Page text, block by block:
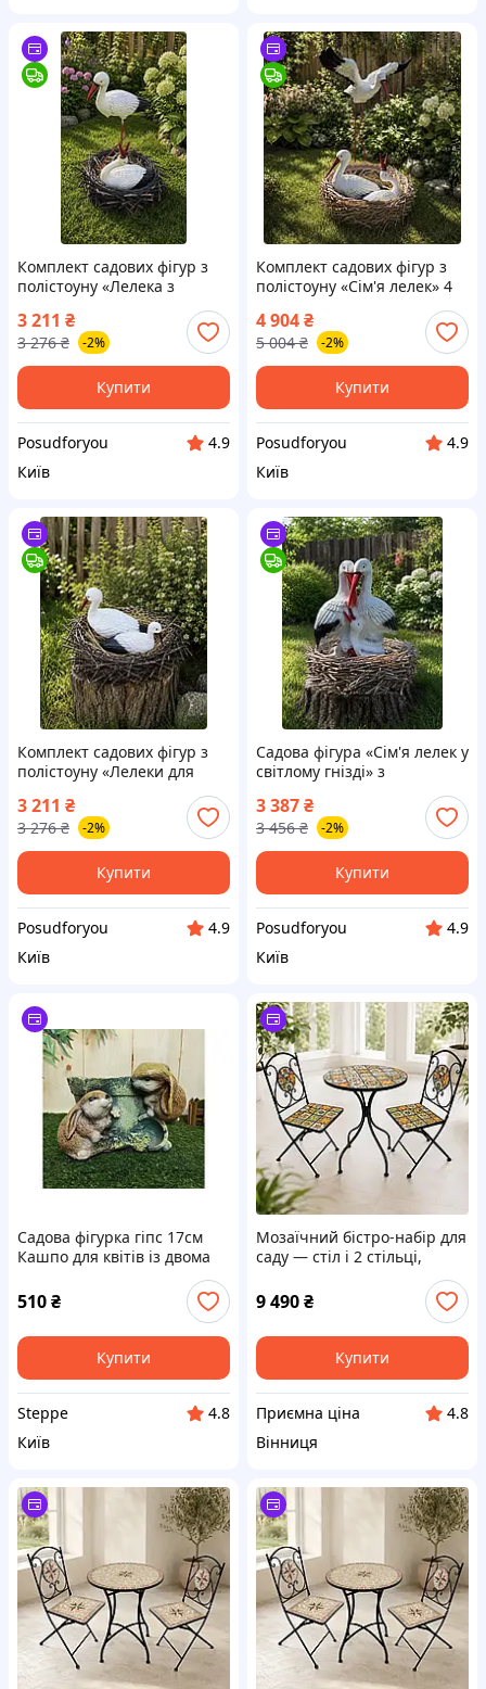
Комплект садових фігур з
полістоуну «Лелека з
предмети, лелеченя 70 см,
лелека на металевих ногах
50×27×12 с
3 211 ₴
3 276 ₴ -2%
Купити
Posudforyou
4.9
Київ
Комплект садових фігур з
полістоуну «Сім'я лелек» 4
предмети, лелеки 37 см, 70
см, 100×70×58 см, світле
гніздо 18 л для саду та по
4 904₴
5 004 ₴ -2%
Купити
Posudforyou
4.9
Київ
Комплект садових фігур з
полістоуну «Лелеки для
коричневим гніздом,
декоративна композиція
для саду
3 211 ₴
3 276 ₴ -2%
Купити
Posudforyou
4.9
Київ
Садова фігура «Сім'я лелек у
світлому гнізді» з
декоративна композиція
для саду
3 387₴
3 456 ₴ -2%
Купити
Posudforyou
4.9
Київ
Садова фігурка гіпс 17см
Кашпо для квітів із двома
510₴
Купити
Steppe
4.8
Київ
Мозаїчний бістро-набір для
саду — стіл і 2 стільці,
Презент GP0326
9 490₴
Купити
Приємна ціна
4.8
Вінниця